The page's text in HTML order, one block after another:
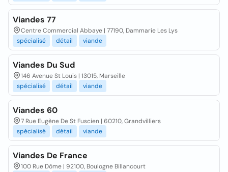
Viandes 77
Centre Commercial Abbaye | 77190, Dammarie Les Lys
spécialisé
détail viande
Viandes Du Sud
146 Avenue St Louis | 13015, Marseille
spécialisé
détail viande
Viandes 60
7 Rue Eugène De St Fuscien | 60210, Grandvilliers
spécialisé
détail viande
Viandes De France
100 Rue Dôme | 92100, Boulogne Billancourt